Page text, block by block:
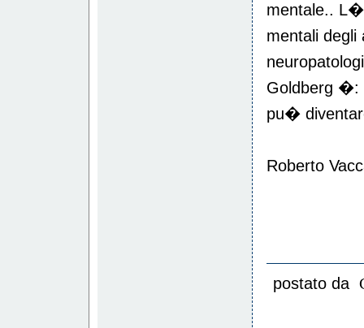
mentale..
mentali degli
Goldberg �:
pu�
Roberto
postato da